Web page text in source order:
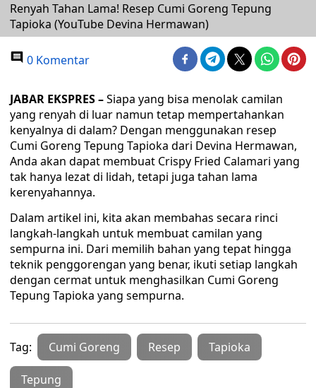
Renyah Tahan Lama! Resep Cumi Goreng Tepung
Tapioka (YouTube Devina Hermawan)
0 Komentar
JABAR EKSPRES –Siapa yang bisa menolak camilan
yang renyah di luar namun tetap mempertahankan
kenyalnya di dalam? Dengan menggunakan resep
Cumi Goreng Tepung Tapioka dari Devina Hermawan,
Anda akan dapat membuat Crispy Fried Calamari yang
tak hanya lezat di lidah, tetapi juga tahan lama
kerenyahannya.
Dalam artikel ini, kita akan membahas secara rinci
langkah-langkah untuk membuat camilan yang
sempurna ini. Dari memilih bahan yang tepat hingga
teknik penggorengan yang benar, ikuti setiap langkah
dengan cermat untuk menghasilkan Cumi Goreng
Tepung Tapioka yang sempurna.
Tag: Cumi Goreng Resep Tapioka
Tepung